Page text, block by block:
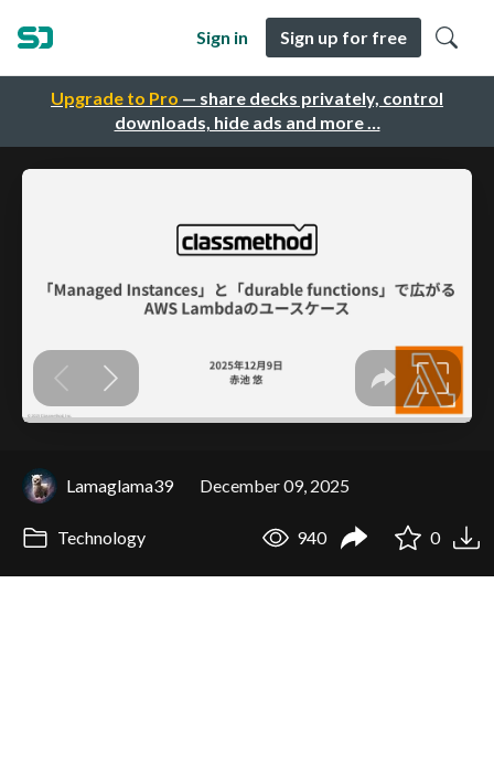
Upgrade to Pro — share decks privately, control
downloads, hide ads and more …
Sign in Sign up for free
Lamaglama39 December 09, 2025
Technology 940 0